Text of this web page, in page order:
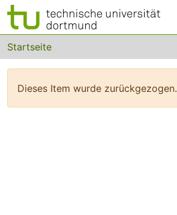
Bereiche & Sammlungen
Das gesamte Repositorium
FAQ
Startseite
Dieses Item wurde zurückgezogen.